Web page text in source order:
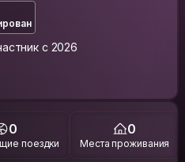
с 2026
0
поездки
0
Места проживания